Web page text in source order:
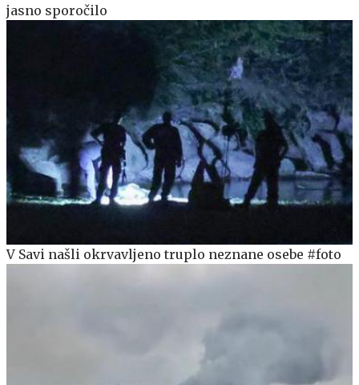
jasno sporočilo
V Savi našli okrvavljeno truplo neznane osebe #foto